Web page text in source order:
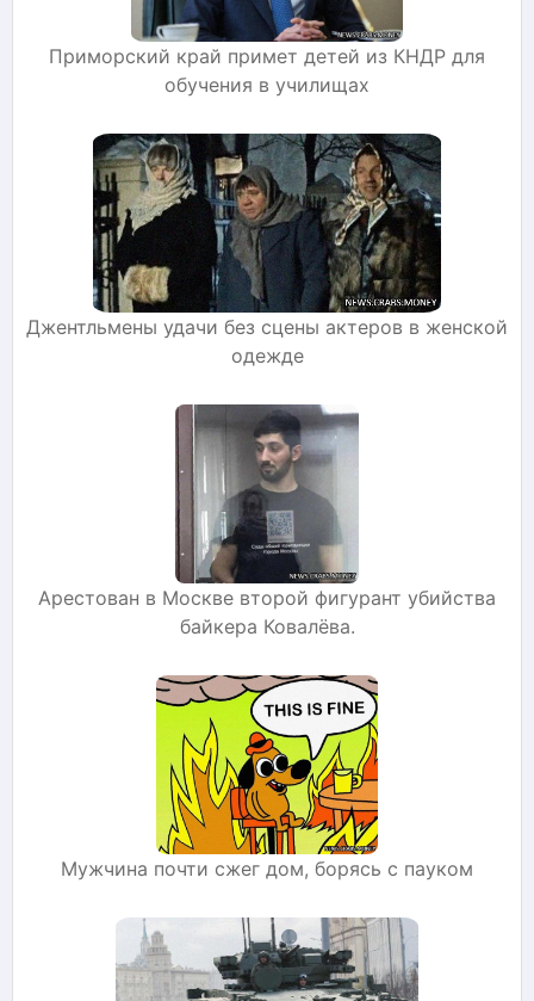
Приморский край примет детей из КНДР для
обучения в училищах
Джентльмены удачи без сцены актеров в женской
одежде
Арестован в Москве второй фигурант убийства
байкера Ковалёва.
Мужчина почти сжег дом, борясь с пауком